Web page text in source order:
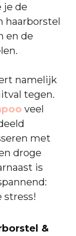
je de
haarborstel
en de
namelijk
tegen.
veel
met
droge
is
stress!
&